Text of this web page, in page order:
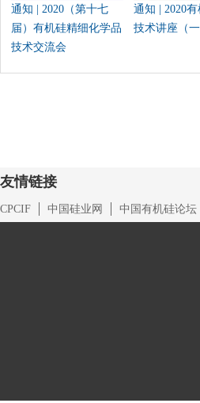
通知 | 2020（第十七
届）有机硅精细化学品
技术交流会
通知 | 2020
技术讲座（一
友情链接
CPCIF 中国硅业网 中国有机硅论坛